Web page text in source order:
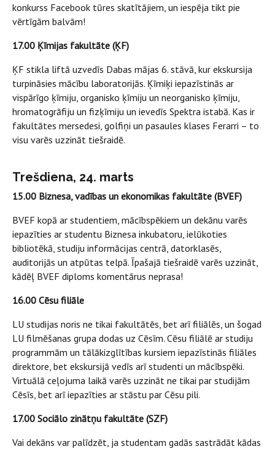
konkurss Facebook tūres skatītājiem, un iespēja tikt pie
vērtīgām balvām!
17.00 Ķīmijas fakultāte (ĶF)
ĶF stikla liftā uzvedīs Dabas mājas 6. stāvā, kur ekskursija
turpināsies mācību laboratorijās. Ķīmiķi iepazīstinās ar
vispārīgo ķīmiju, organisko ķīmiju un neorganisko ķīmiju,
hromatogrāfiju un fizķīmiju un ievedīs Spektra istabā. Kas ir
fakultātes mersedesi, golfiņi un pasaules klases Ferarri – to
visu varēs uzzināt tiešraidē.
Trešdiena, 24. marts
15.00 Biznesa, vadības un ekonomikas fakultāte (BVEF)
BVEF kopā ar studentiem, mācībspēkiem un dekānu varēs
iepazīties ar studentu Biznesa inkubatoru, ielūkoties
bibliotēkā, studiju informācijas centrā, datorklasēs,
auditorijās un atpūtas telpā. Īpašajā tiešraidē varēs uzzināt,
kādēļ BVEF diploms komentārus neprasa!
16.00 Cēsu filiāle
LU studijas noris ne tikai fakultātēs, bet arī filiālēs, un šogad
LU filmēšanas grupa dodas uz Cēsīm. Cēsu filiālē ar studiju
programmām un tālākizglītības kursiem iepazīstinās filiāles
direktore, bet ekskursijā vedīs arī studenti un mācībspēki.
Virtuālā ceļojuma laikā varēs uzzināt ne tikai par studijām
Cēsīs, bet arī iepazīties ar stāstu par Cēsu pili.
17.00 Sociālo zinātņu fakultāte (SZF)
Vai dekāns var palīdzēt, ja studentam gadās sastrādāt kādas